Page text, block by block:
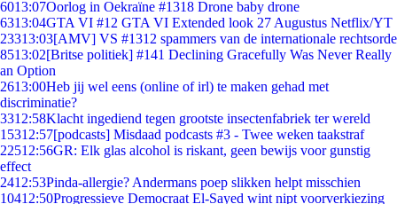
6013:07Oorlog in Oekraïne #1318 Drone baby drone
6313:04GTA VI #12 GTA VI Extended look 27 Augustus Netflix/YT
23313:03[AMV] VS #1312 spammers van de internationale rechtsorde
8513:02[Britse politiek] #141 Declining Gracefully Was Never Really
an Option
2613:00Heb jij wel eens (online of irl) te maken gehad met
discriminatie?
3312:58Klacht ingediend tegen grootste insectenfabriek ter wereld
15312:57[podcasts] Misdaad podcasts #3 - Twee weken taakstraf
22512:56GR: Elk glas alcohol is riskant, geen bewijs voor gunstig
effect
2412:53Pinda-allergie? Andermans poep slikken helpt misschien
10412:50Progressieve Democraat El-Sayed wint nipt voorverkiezing